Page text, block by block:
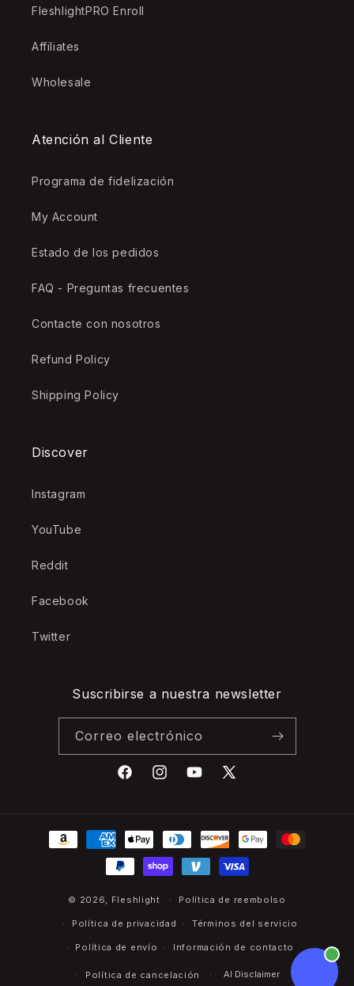
FleshlightPRO Enroll
Affiliates
Wholesale
Atención al Cliente
Programa de fidelización
My Account
Estado de los pedidos
FAQ - Preguntas frecuentes
Contacte con nosotros
Refund Policy
Shipping Policy
Discover
Instagram
YouTube
Reddit
Facebook
Twitter
Suscribirse a nuestra newsletter
Correo electrónico
FacebookInstagramYouTube
X
Formas
© 2026, Fleshlight Política de reembolso
Política de privacidad Términos del servicio
Política de envío Información de contacto
Política de cancelación AI Disclaimer